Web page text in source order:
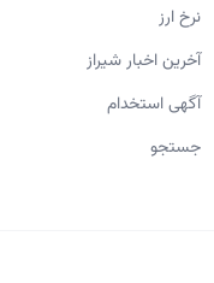
نرخ ارز
آخرین اخبار شیراز
آگهی استخدامفوتر
جستجوفوتر